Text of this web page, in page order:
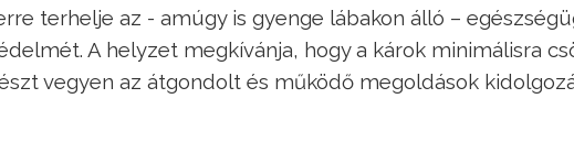
terhelje az - amúgy is gyenge lábakon álló –
A helyzet megkívánja, hogy a károk minimálisra
vegyen az átgondolt és működő megoldások